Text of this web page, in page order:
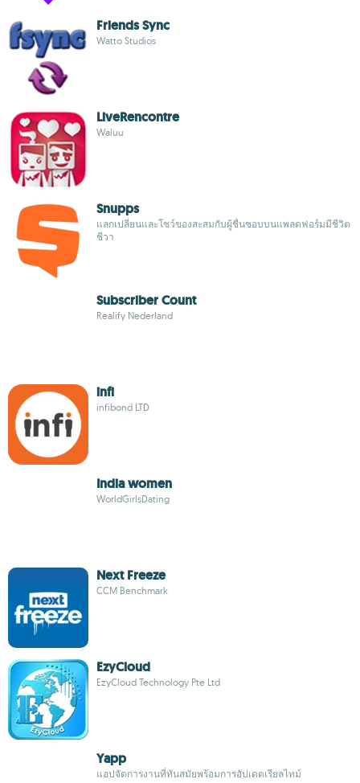
Friends Sync
Watto Studios
LiveRencontre
Waluu
Snupps
แลกเปลี่ยนและโชว์ของสะสมกับผู้ชื่นชอบบนแพลตฟอร์มมีชีวิต
ชีวา
Subscriber Count
Realify Nederland
infi
infibond LTD
India women
WorldGirlsDating
Next Freeze
CCM Benchmark
EzyCloud
EzyCloud Technology Pte Ltd
Yapp
แอปจัดการงานที่ทันสมัยพร้อมการอัปเดตเรียลไทม์